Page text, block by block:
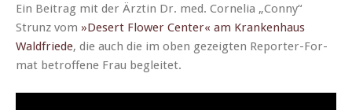
Ein Beitrag mit der Ärztin Dr. med. Cor­nelia „Con­ny“
Strunz vom »Desert Flower Cen­ter« am Kranken­haus
Wald­friede, die auch die im oben gezeigten Reporter-For­
mat betrof­fene Frau begleitet.